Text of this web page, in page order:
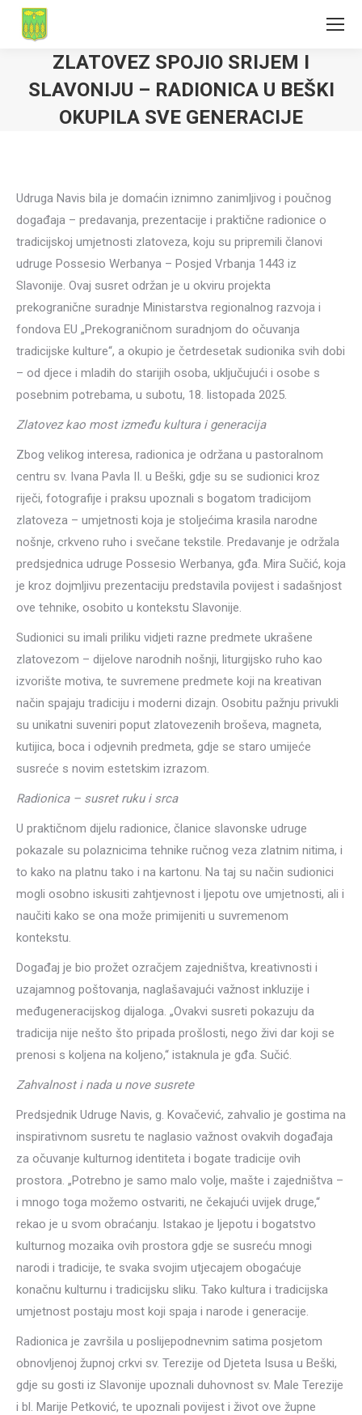
ZLATOVEZ SPOJIO SRIJEM I
SLAVONIJU – RADIONICA U BEŠKI
OKUPILA SVE GENERACIJE
Udruga Navis bila je domaćin iznimno zanimljivog i poučnog
događaja – predavanja, prezentacije i praktične radionice o
tradicijskoj umjetnosti zlatoveza, koju su pripremili članovi
udruge Possesio Werbanya – Posjed Vrbanja 1443 iz
Slavonije. Ovaj susret održan je u okviru projekta
prekogranične suradnje Ministarstva regionalnog razvoja i
fondova EU „Prekograničnom suradnjom do očuvanja
tradicijske kulture“, a okupio je četrdesetak sudionika svih dobi
– od djece i mladih do starijih osoba, uključujući i osobe s
posebnim potrebama, u subotu, 18. listopada 2025.
Zlatovez kao most između kultura i generacija
Zbog velikog interesa, radionica je održana u pastoralnom
centru sv. Ivana Pavla II. u Beški, gdje su se sudionici kroz
riječi, fotografije i praksu upoznali s bogatom tradicijom
zlatoveza – umjetnosti koja je stoljećima krasila narodne
nošnje, crkveno ruho i svečane tekstile. Predavanje je održala
predsjednica udruge Possesio Werbanya, gđa. Mira Sučić, koja
je kroz dojmljivu prezentaciju predstavila povijest i sadašnjost
ove tehnike, osobito u kontekstu Slavonije.
Sudionici su imali priliku vidjeti razne predmete ukrašene
zlatovezom – dijelove narodnih nošnji, liturgijsko ruho kao
izvorište motiva, te suvremene predmete koji na kreativan
način spajaju tradiciju i moderni dizajn. Osobitu pažnju privukli
su unikatni suveniri poput zlatovezenih broševa, magneta,
kutijica, boca i odjevnih predmeta, gdje se staro umijeće
susreće s novim estetskim izrazom.
Radionica – susret ruku i srca
U praktičnom dijelu radionice, članice slavonske udruge
pokazale su polaznicima tehnike ručnog veza zlatnim nitima, i
to kako na platnu tako i na kartonu. Na taj su način sudionici
mogli osobno iskusiti zahtjevnost i ljepotu ove umjetnosti, ali i
naučiti kako se ona može primijeniti u suvremenom
kontekstu.
Događaj je bio prožet ozračjem zajedništva, kreativnosti i
uzajamnog poštovanja, naglašavajući važnost inkluzije i
međugeneracijskog dijaloga. „Ovakvi susreti pokazuju da
tradicija nije nešto što pripada prošlosti, nego živi dar koji se
prenosi s koljena na koljeno,“ istaknula je gđa. Sučić.
Zahvalnost i nada u nove susrete
Predsjednik Udruge Navis, g. Kovačević, zahvalio je gostima na
inspirativnom susretu te naglasio važnost ovakvih događaja
za očuvanje kulturnog identiteta i bogate tradicije ovih
prostora. „Potrebno je samo malo volje, mašte i zajedništva –
i mnogo toga možemo ostvariti, ne čekajući uvijek druge,“
rekao je u svom obraćanju. Istakao je ljepotu i bogatstvo
kulturnog mozaika ovih prostora gdje se susreću mnogi
narodi i tradicije, te svaka svojim utjecajem obogaćuje
konačnu kulturnu i tradicijsku sliku. Tako kultura i tradicijska
umjetnost postaju most koji spaja i narode i generacije.
Radionica je završila u poslijepodnevnim satima posjetom
obnovljenoj župnoj crkvi sv. Terezije od Djeteta Isusa u Beški,
gdje su gosti iz Slavonije upoznali duhovnost sv. Male Terezije
i bl. Marije Petković, te upoznali povijest i život ove župne